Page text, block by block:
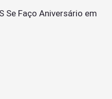
Se Faço Aniversário em